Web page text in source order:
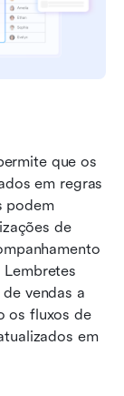
que os
em regras
podem
de
vendas a
os fluxos de
em